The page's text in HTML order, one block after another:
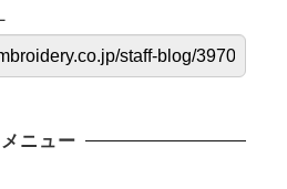
メニュー